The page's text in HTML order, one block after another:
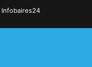
Infobaires24